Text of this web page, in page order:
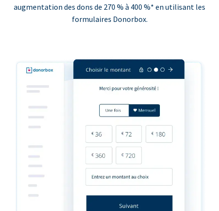
augmentation des dons de 270 % à 400 %* en utilisant les
formulaires Donorbox.